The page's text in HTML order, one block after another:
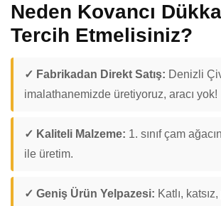
Neden Kovancı
Tercih Etmelisiniz?
✓ Fabrikadan Direkt Satış: Denizli
imalathanemizde üretiyoruz, aracı yok!
✓ Kaliteli Malzeme: 1. sınıf çam
ile üretim.
✓ Geniş Ürün Yelpazesi: Katlı,